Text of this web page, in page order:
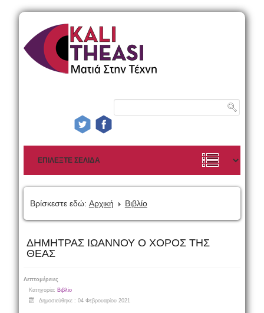
Βρίσκεστε εδώ: Αρχική Βιβλίο
ΔΗΜΗΤΡΑΣ ΙΩΑΝΝΟΥ Ο ΧΟΡΟΣ ΤΗΣ
ΘΕΑΣ
Λεπτομέρειες
Κατηγορία: Βιβλίο
Δημοσιεύθηκε : 04 Φεβρουαρίου 2021